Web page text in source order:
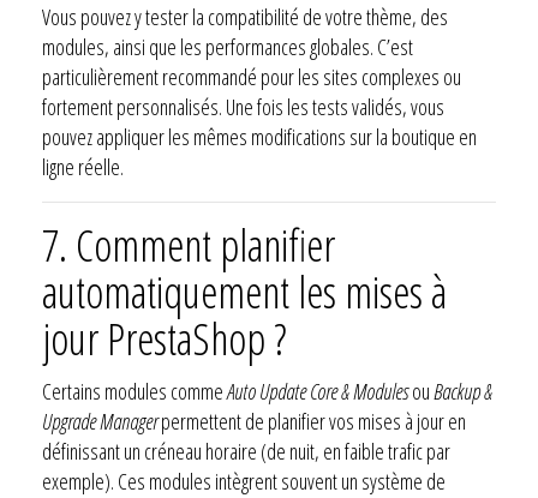
Vous pouvez y tester la compatibilité de votre thème, des
modules, ainsi que les performances globales. C’est
particulièrement recommandé pour les sites complexes ou
fortement personnalisés. Une fois les tests validés, vous
pouvez appliquer les mêmes modifications sur la boutique en
ligne réelle.
7. Comment planifier
automatiquement les mises à
jour PrestaShop ?
Certains modules commeAuto Update Core & ModulesouBackup &
Upgrade Managerpermettent de planifier vos mises à jour en
définissant un créneau horaire (de nuit, en faible trafic par
exemple). Ces modules intègrent souvent un système de